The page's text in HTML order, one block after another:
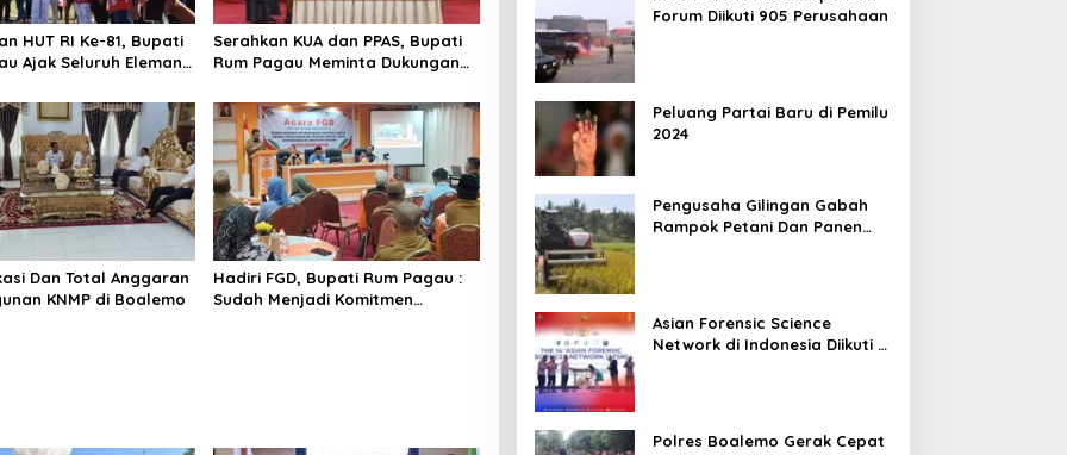
HUT RI Ke-81, Bupati
Ajak Seluruh Eleman
Serahkan KUA dan PPAS, Bupati
Rum Pagau Meminta Dukungan
Dan Total Anggaran
KNMP di Boalemo
Hadiri FGD, Bupati Rum Pagau :
Sudah Menjadi Komitmen
Forum Diikuti 905 Perusahaan
Peluang Partai Baru di Pemilu
2024
Pengusaha Gilingan Gabah
Rampok Petani Dan Panen
Asian Forensic Science
Network di Indonesia Diikuti 17
Polres Boalemo Gerak Cepat